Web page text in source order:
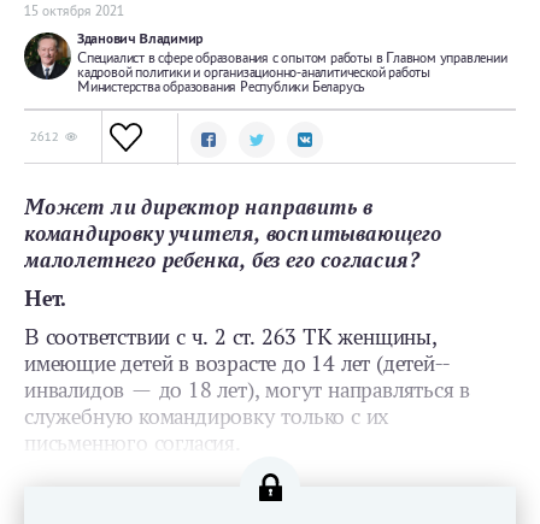
15 октября 2021
Зданович Владимир
Специалист в сфере образования с опытом работы в Главном управлении
кадровой политики и организационно-аналитической работы
Министерства образования Республики Беларусь
2612
Может ли директор направить в
командировку учителя, воспитывающего
малолетнего ребенка, без его согласия?
Нет.
В соответствии с ч. 2 ст. 263 ТК женщины,
имеющие детей в возрасте до 14 лет (детей-­
инвалидов — до 18 лет), могут направляться в
служебную командировку только с их
письменного согласия.